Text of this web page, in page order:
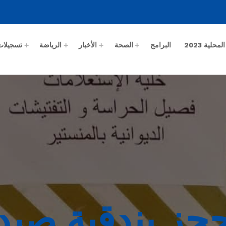
2023 البرامج الصحة الأخبار الرياضة